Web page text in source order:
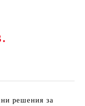
решения за